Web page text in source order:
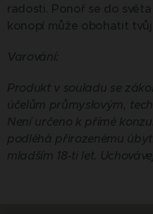
radosti. Ponoř se do
konopí může obohatit
Varování:
Produkt v souladu se
účelům průmyslovým,
Není určeno k přímé
podléhá přirozenému
mladším 18-ti let.